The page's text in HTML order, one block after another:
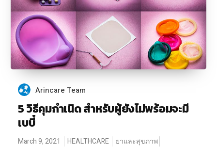
Arincare Team
5 วิธีคุมกำเนิด สำหรับผู้ยังไม่พร้อมจะมี
เบบี๋
March 9, 2021 HEALTHCARE ยาและสุขภาพ